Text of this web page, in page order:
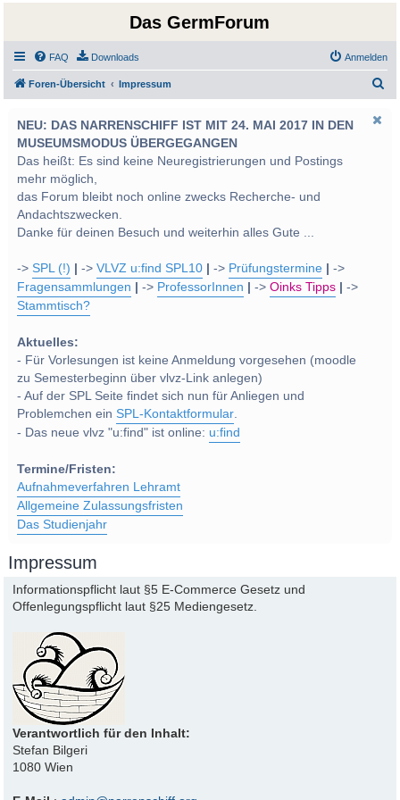
Das GermForum
FAQ Downloads Anmelden
Foren-Übersicht Impressum
NEU: DAS NARRENSCHIFF IST MIT 24. MAI 2017 IN DEN
MUSEUMSMODUS ÜBERGEGANGEN
Das heißt: Es sind keine Neuregistrierungen und Postings
mehr möglich,
das Forum bleibt noch online zwecks Recherche- und
Andachtszwecken.
Danke für deinen Besuch und weiterhin alles Gute ...
->SPL (!) ->VLVZ u:find SPL10 -> Prüfungstermine
->
Fragensammlungen
-> ProfessorInnen ->Oinks Tipps
->
Stammtisch?
Aktuelles:
- Für Vorlesungen ist keine Anmeldung vorgesehen (moodle
zu Semesterbeginn über vlvz-Link anlegen)
- Auf der SPL Seite findet sich nun für Anliegen und
Problemchen einSPL-Kontaktformular.
- Das neue vlvz "u:find" ist online: u:find
Termine/Fristen:
Aufnahmeverfahren Lehramt
Allgemeine Zulassungsfristen
Das Studienjahr
Impressum
Informationspflicht laut §5 E-Commerce Gesetz und
Offenlegungspflicht laut §25 Mediengesetz.
Verantwortlich für den Inhalt:
Stefan Bilgeri
1080 Wien